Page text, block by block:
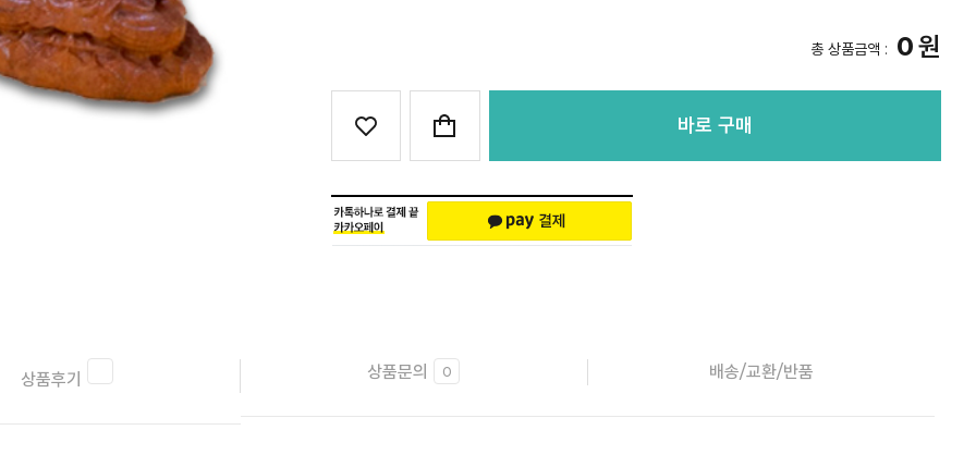
총 상품금액 : 0원
바로 구매
상품후기 상품문의 0 배송/교환/반품